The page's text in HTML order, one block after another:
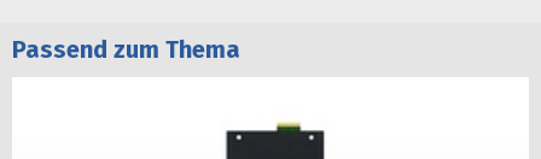
Passend zum Thema